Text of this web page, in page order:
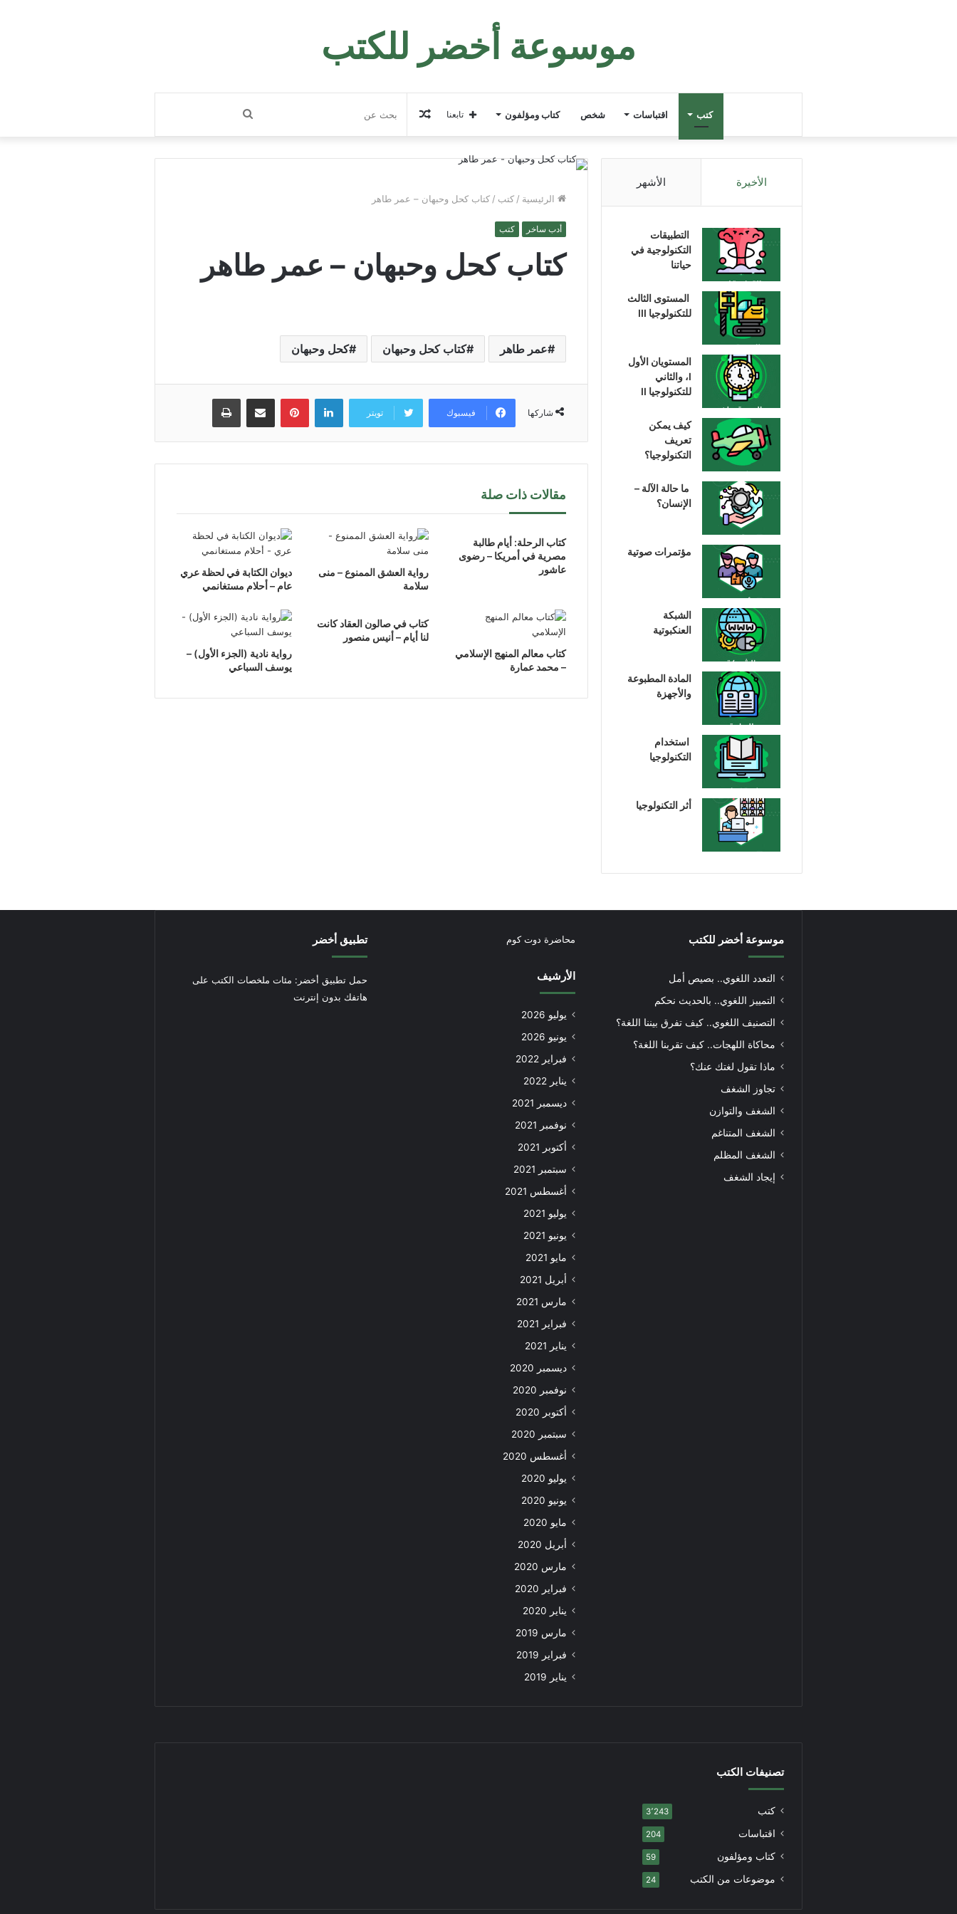
موسوعة أخضر للكتب
كتب اقتباسات شخص كتاب ومؤلفون بحث
عن
مقال
عشوائي
تابعنا
الرئيسية / كتب / كتاب كحل وحبهان – عمر طاهر
أدب ساخر كتب
كتاب كحل وحبهان – عمر طاهر
عمر طاهر كتاب كحل وحبهان كحل وحبهان
شاركها فيسبوك تويتر
لينكدإن بينتيريستمشاركة عبر البريد طباعة
مقالات ذات صلة
كتاب الرحلة: أيام طالبة
مصرية في أمريكا – رضوى
عاشور
رواية العشق الممنوع – منى
سلامة
ديوان الكتابة في لحظة عري
عام – أحلام مستغانمي
كتاب معالم المنهج الإسلامي
– محمد عمارة
كتاب في صالون العقاد كانت
لنا أيام – أنيس منصور
رواية نادية (الجزء الأول) –
يوسف السباعي
الأخيرة الأشهر
التطبيقات
التكنولوجية في
حياتنا
المستوى الثالث
للتكنولوجيا III
المستويان الأول
I، والثاني
للتكنولوجيا II
كيف يمكن
تعريف
التكنولوجيا؟
ما حالة الآلة –
الإنسان؟
مؤتمرات صوتية
الشبكة
العنكبوتية
المادة المطبوعة
والأجهزة
استخدام
التكنولوجيا
أثر التكنولوجيا
موسوعة أخضر للكتب
التعدد اللغوي.. بصيص أمل
التمييز اللغوي.. بالحديث نحكم
التصنيف اللغوي.. كيف تفرق بيننا اللغة؟
محاكاة اللهجات.. كيف تقربنا اللغة؟
ماذا تقول لغتك عنك؟
تجاوز الشغف
الشغف والتوازن
الشغف المتناغم
الشغف المظلم
إيجاد الشغف
محاضرة دوت كوم
الأرشيف
يوليو 2026
يونيو 2026
فبراير 2022
يناير 2022
ديسمبر 2021
نوفمبر 2021
أكتوبر 2021
سبتمبر 2021
أغسطس 2021
يوليو 2021
يونيو 2021
مايو 2021
أبريل 2021
مارس 2021
فبراير 2021
يناير 2021
ديسمبر 2020
نوفمبر 2020
أكتوبر 2020
سبتمبر 2020
أغسطس 2020
يوليو 2020
يونيو 2020
مايو 2020
أبريل 2020
مارس 2020
فبراير 2020
يناير 2020
مارس 2019
فبراير 2019
يناير 2019
تطبيق أخضر
حمل تطبيق أخضر: مئات ملخصات الكتب على
هاتفك بدون إنترنت
تصنيفات الكتب
كتب 3٬243
اقتباسات 204
كتاب ومؤلفون 59
موضوعات من الكتب 24